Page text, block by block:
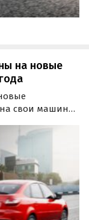
на новые
на свои машины
«Автоновости
поднял